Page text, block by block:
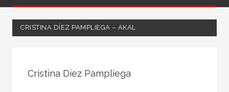
CRISTINA DÍEZ PAMPLIEGA – AKAL
Cristina Díez Pampliega